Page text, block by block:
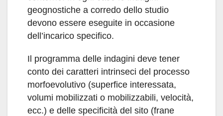
geognostiche a corredo dello studio
devono essere eseguite in occasione
dell’incarico specifico.
Il programma delle indagini deve tener
conto dei caratteri intrinseci del processo
morfoevolutivo (superfice interessata,
volumi mobilizzati o mobilizzabili, velocità,
ecc.) e delle specificità del sito (frane